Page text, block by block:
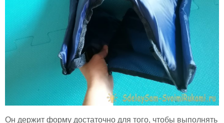
Он держит форму достаточно для того, чтобы выполнять